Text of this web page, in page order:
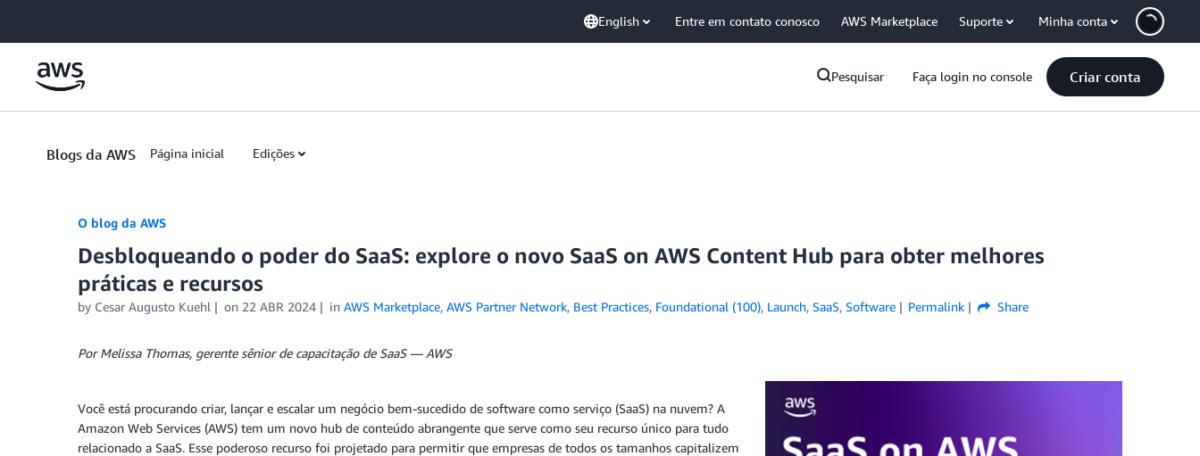
English Entre em contato conosco AWS Marketplace Suporte Minha conta
Pesquisar Faça login no console Criar conta
Blogs da AWS Página inicial Edições
O blog da AWS
Desbloqueando o poder do SaaS: explore o novo SaaS on AWS Content Hub para obter melhores
práticas e recursos
by Cesar Augusto Kuehl on 22 ABR 2024 in AWS Marketplace, AWS Partner Network, Best Practices, Foundational (100), Launch, SaaS, Software Permalink Share
Por Melissa Thomas, gerente sênior de capacitação de SaaS — AWS
Você está procurando criar, lançar e escalar um negócio bem-sucedido de software como serviço (SaaS) na nuvem? A
Amazon Web Services (AWS) tem um novo hub de conteúdo abrangente que serve como seu recurso único para tudo
relacionado a SaaS. Esse poderoso recurso foi projetado para permitir que empresas de todos os tamanhos capitalizem